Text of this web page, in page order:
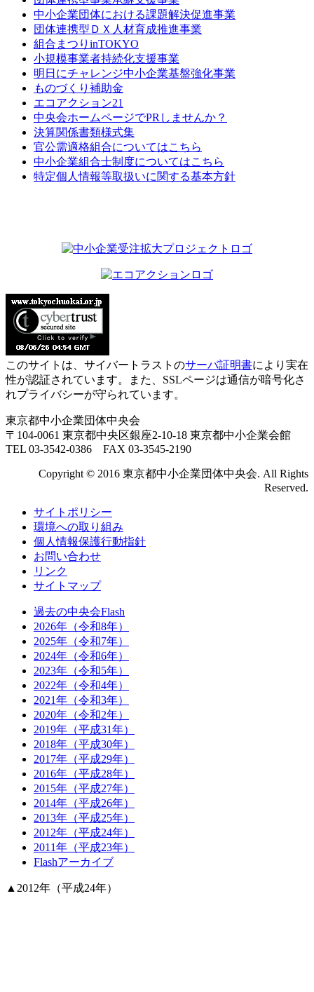
中小企業団体における課題解決促進事業
団体連携型ＤＸ人材育成推進事業
組合まつりinTOKYO
小規模事業者持続化支援事業
明日にチャレンジ中小企業基盤強化事業
ものづくり補助金
エコアクション21
中央会ホームページでPRしませんか？
決算関係書類様式集
官公需適格組合についてはこちら
中小企業組合士制度についてはこちら
特定個人情報等取扱いに関する基本方針
このサイトは、サイバートラストのサーバ証明書により実在
性が認証されています。また、SSLページは通信が暗号化さ
れプライバシーが守られています。
東京都中小企業団体中央会
〒104-0061 東京都中央区銀座2-10-18 東京都中小企業会館
TEL 03-3542-0386 FAX 03-3545-2190
Copyright © 2016 東京都中小企業団体中央会. All Rights
Reserved.
サイトポリシー
環境への取り組み
個人情報保護行動指針
お問い合わせ
リンク
サイトマップ
過去の中央会Flash
2026年（令和8年）
2025年（令和7年）
2024年（令和6年）
2023年（令和5年）
2022年（令和4年）
2021年（令和3年）
2020年（令和2年）
2019年（平成31年）
2018年（平成30年）
2017年（平成29年）
2016年（平成28年）
2015年（平成27年）
2014年（平成26年）
2013年（平成25年）
2012年（平成24年）
2011年（平成23年）
Flashアーカイブ
▲ 2012年（平成24年）